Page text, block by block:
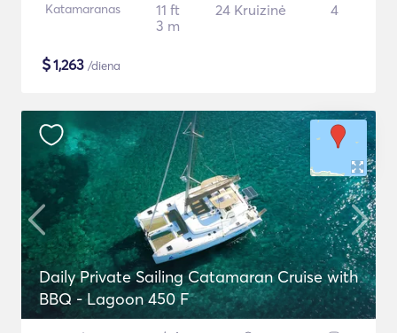
Katamaranas
11 ft
3 m
24 Kruizinė 4
$1,263 /diena
Daily Private Sailing Catamaran Cruise with
BBQ - Lagoon 450 F